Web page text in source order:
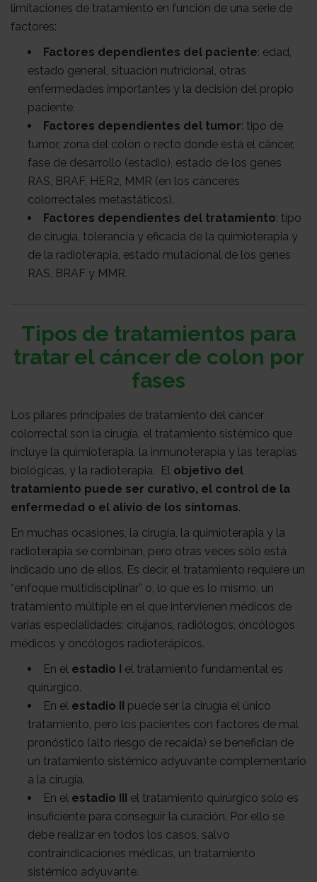
limitaciones de tratamiento en función de una serie de
factores:
Factores dependientes del paciente: edad,
estado general, situación nutricional, otras
enfermedades importantes y la decisión del propio
paciente.
Factores dependientes del tumor: tipo de
tumor, zona del colon o recto donde está el cáncer,
fase de desarrollo (estadio), estado de los genes
RAS, BRAF, HER2, MMR (en los cánceres
colorrectales metastáticos).
Factores dependientes del tratamiento: tipo
de cirugía, tolerancia y eficacia de la quimioterapia y
de la radioterapia, estado mutacional de los genes
RAS, BRAF y MMR.
Tipos de tratamientos para
tratar el cáncer de colon por
fases
Los pilares principales de tratamiento del cáncer
colorrectal son la cirugía, el tratamiento sistémico que
incluye la quimioterapia, la inmunoterapia y las terapias
biológicas, y la radioterapia. El objetivo del
tratamiento puede ser curativo, el control de la
enfermedad o el alivio de los síntomas.
En muchas ocasiones, la cirugía, la quimioterapia y la
radioterapia se combinan, pero otras veces sólo está
indicado uno de ellos. Es decir, el tratamiento requiere un
“enfoque multidisciplinar” o, lo que es lo mismo, un
tratamiento múltiple en el que intervienen médicos de
varias especialidades: cirujanos, radiólogos, oncólogos
médicos y oncólogos radioterápicos.
En el estadio I el tratamiento fundamental es
quirúrgico.
En el estadio II puede ser la cirugía el único
tratamiento, pero los pacientes con factores de mal
pronóstico (alto riesgo de recaída) se benefician de
un tratamiento sistémico adyuvante complementario
a la cirugía.
En el estadio III el tratamiento quirúrgico solo es
insuficiente para conseguir la curación. Por ello se
debe realizar en todos los casos, salvo
contraindicaciones médicas, un tratamiento
sistémico adyuvante.